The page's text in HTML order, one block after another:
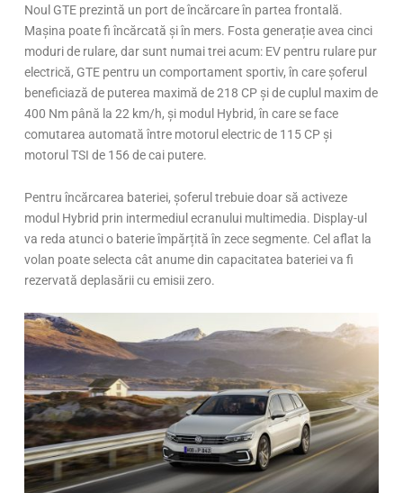
Noul GTE prezintă un port de încărcare în partea frontală.
Mașina poate fi încărcată și în mers. Fosta generație avea cinci
moduri de rulare, dar sunt numai trei acum: EV pentru rulare pur
electrică, GTE pentru un comportament sportiv, în care șoferul
beneficiază de puterea maximă de 218 CP și de cuplul maxim de
400 Nm până la 22 km/h, și modul Hybrid, în care se face
comutarea automată între motorul electric de 115 CP și
motorul TSI de 156 de cai putere.
Pentru încărcarea bateriei, șoferul trebuie doar să activeze
modul Hybrid prin intermediul ecranului multimedia. Display-ul
va reda atunci o baterie împărțită în zece segmente. Cel aflat la
volan poate selecta cât anume din capacitatea bateriei va fi
rezervată deplasării cu emisii zero.